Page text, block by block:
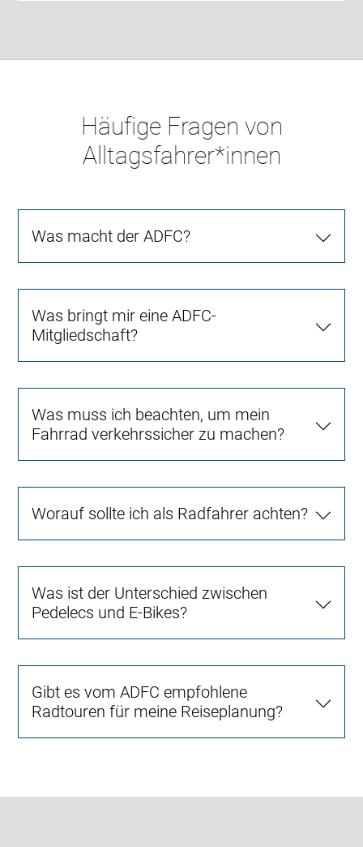
Häufige Fragen von
Alltagsfahrer*innen
Was macht der ADFC?
Was bringt mir eine ADFC-
Mitgliedschaft?
Was muss ich beachten, um mein
Fahrrad verkehrssicher zu machen?
Worauf sollte ich als Radfahrer achten?
Was ist der Unterschied zwischen
Pedelecs und E-Bikes?
Gibt es vom ADFC empfohlene
Radtouren für meine Reiseplanung?